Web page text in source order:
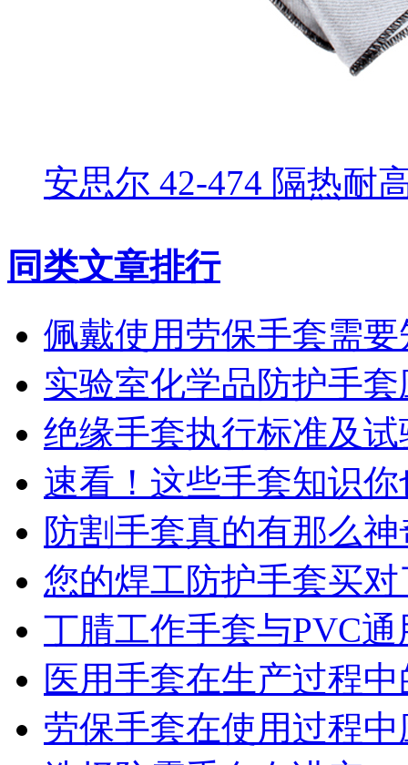
安思尔 42-474 隔热耐
同类文章排行
佩戴使用劳保手套需
实验室化学品防护手
绝缘手套执行标准及
速看！这些手套知识
防割手套真的有那么
您的焊工防护手套买
丁腈工作手套与PVC
医用手套在生产过程
劳保手套在使用过程